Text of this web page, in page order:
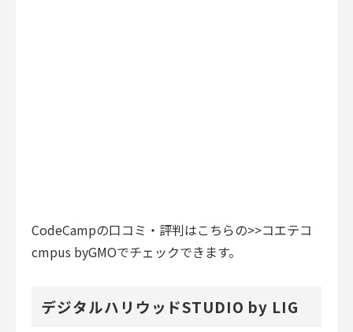
CodeCampの口コミ・評判はこちらの>>コエテコ
cmpus byGMOでチェックできます。
デジタルハリウッドSTUDIO by LIG